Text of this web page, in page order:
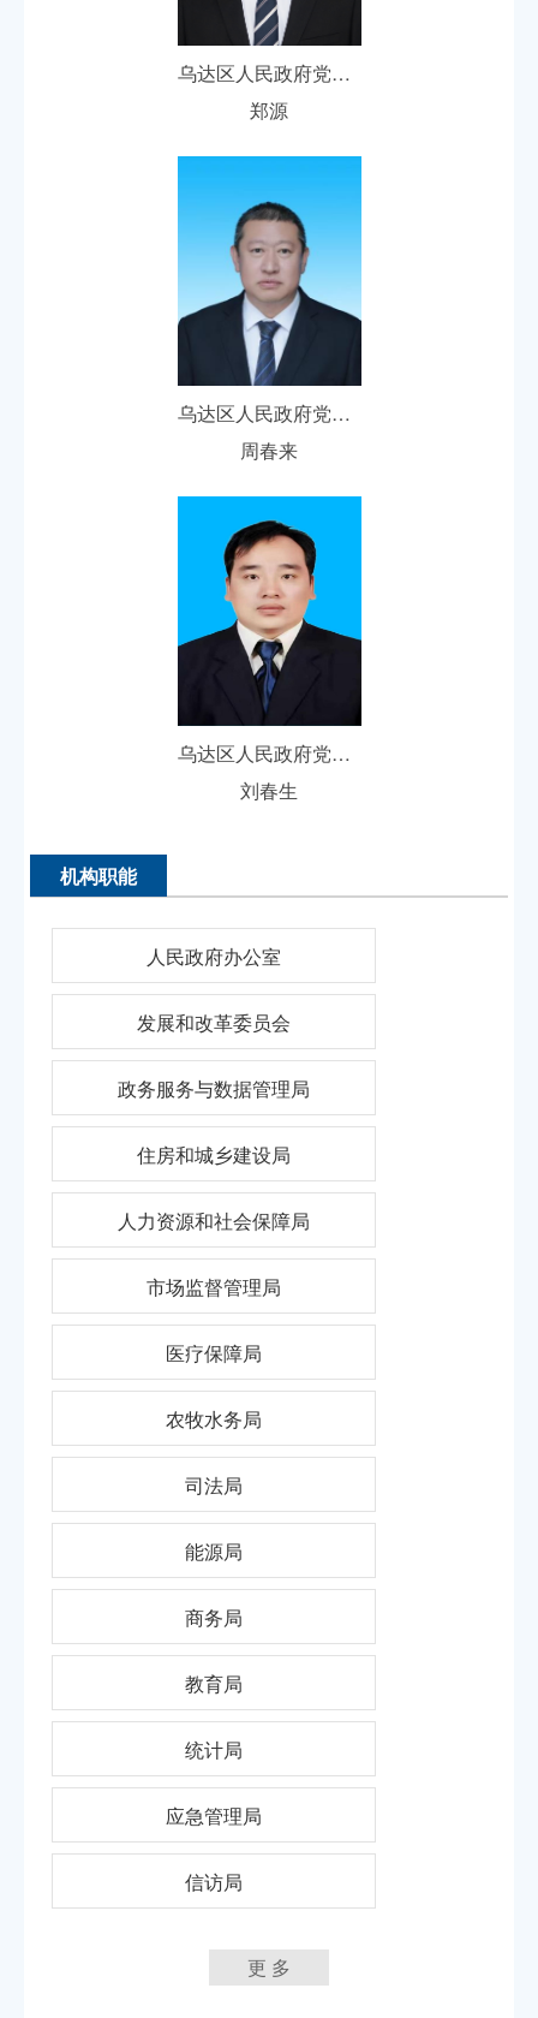
乌达区人民政府党组成员、副区长
郑源
乌达区人民政府党组成员、副区长
周春来
乌达区人民政府党组成员、副区长人选
刘春生
机构职能
人民政府办公室
发展和改革委员会
政务服务与数据管理局
住房和城乡建设局
人力资源和社会保障局
市场监督管理局
医疗保障局
农牧水务局
司法局
能源局
商务局
教育局
统计局
应急管理局
信访局
更 多